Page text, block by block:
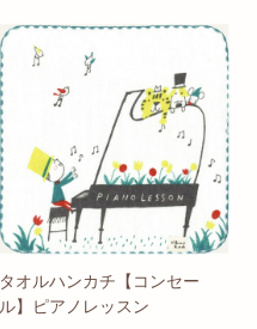
タオルハンカチ【コンセー
ル】ピアノレッスン